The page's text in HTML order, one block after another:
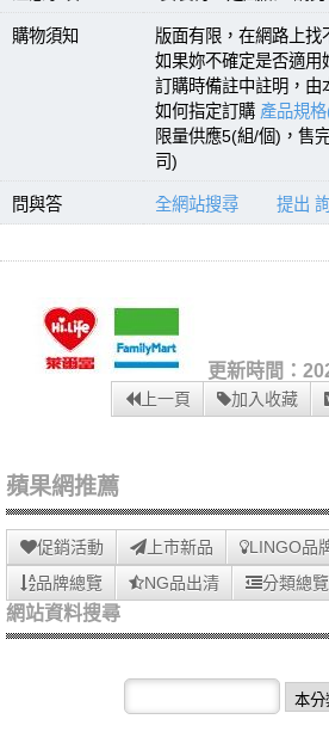
購物須知 版面有限，在網路上找
如果妳不確定是否適用
訂購時備註中註明，由
如何指定訂購 產品規
限量供應5(組/個)，售
司)
問與答 全網站搜尋 提出
更新時間：
上一頁 加入收藏
蘋果網推薦
促銷活動 上市新品
LINGO品
品牌總覽
NG品出清 分類總覽
網站資料搜尋